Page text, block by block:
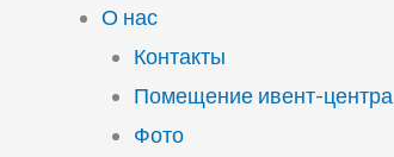
О нас
Контакты
Помещение ивент-центра
Фото